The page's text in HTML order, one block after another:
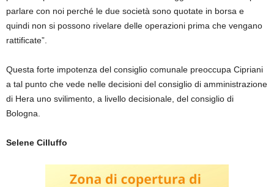
parlare con noi perché le due società sono quotate in borsa e
quindi non si possono rivelare delle operazioni prima che vengano
rattificate”.
Questa forte impotenza del consiglio comunale preoccupa Cipriani
a tal punto che vede nelle decisioni del consiglio di amministrazione
di Hera uno svilimento, a livello decisionale, del consiglio di
Bologna.
Selene Cilluffo